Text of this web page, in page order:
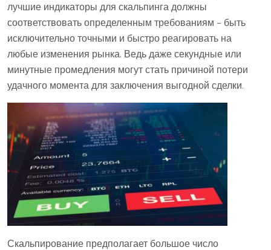
лучшие индикаторы для скальпинга должны
соответствовать определенным требованиям – быть
исключительно точными и быстро реагировать на
любые изменения рынка. Ведь даже секундные или
минутные промедления могут стать причиной потери
удачного момента для заключения выгодной сделки.
Скальпирование предполагает большое число